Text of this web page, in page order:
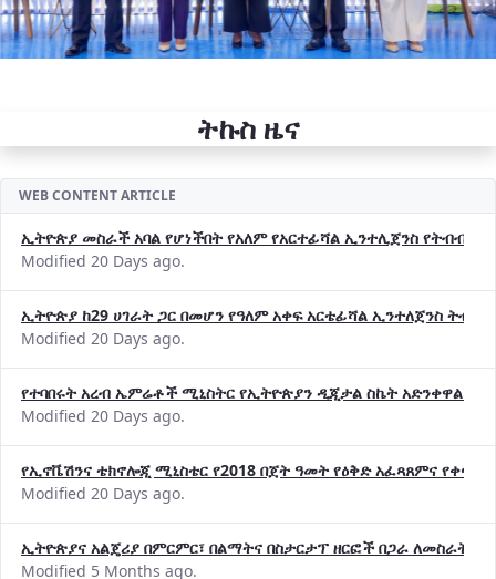
ኢትዮጵያ መስራች አባል የሆነችበት የአለም የአርተፊሻል ኢንተሊጀንስ የትብብር
Modified 20 Days ago.
ኢትዮጵያ ከ29 ሀገራት ጋር በመሆን የዓለም አቀፍ አርቴፊሻል ኢንተለጀንስ
Modified 20 Days ago.
የተባበሩት አረብ ኤምሬቶች ሚኒስትር የኢትዮጵያን ዲጂታል ስኬት አድንቀዋል
Modified 20 Days ago.
የኢኖቬሽንና ቴክኖሎጂ ሚኒስቴር የ2018 በጀት ዓመት የዕቅድ አፈጻጸምና
Modified 20 Days ago.
ኢትዮጵያና አልጄሪያ በምርምር፣ በልማትና በስታርታፕ ዘርፎች በጋራ ለመስራት
Modified 5 Months ago.